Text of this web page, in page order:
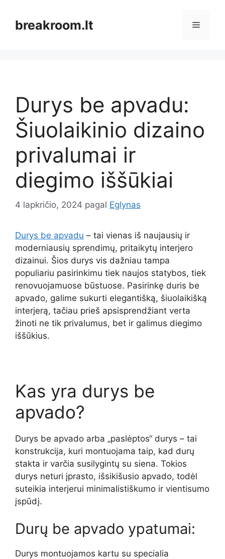
turiniobreakroom.lt Meniu
Durys be apvadu:
Šiuolaikinio dizaino
privalumai ir
diegimo iššūkiai
4 lapkričio, 2024 pagal Eglynas
Durys be apvadu – tai vienas iš naujausių ir
moderniausių sprendimų, pritaikytų interjero
dizainui. Šios durys vis dažniau tampa
populiariu pasirinkimu tiek naujos statybos, tiek
renovuojamuose būstuose. Pasirinkę duris be
apvado, galime sukurti elegantišką, šiuolaikišką
interjerą, tačiau prieš apsisprendžiant verta
žinoti ne tik privalumus, bet ir galimus diegimo
iššūkius.
Kas yra durys be
apvado?
Durys be apvado arba „paslėptos“ durys – tai
konstrukcija, kuri montuojama taip, kad durų
stakta ir varčia susilygintų su siena. Tokios
durys neturi įprasto, išsikišusio apvado, todėl
suteikia interjerui minimalistiškumo ir vientisumo
įspūdį.
Durų be apvado ypatumai:
Durys montuojamos kartu su specialia